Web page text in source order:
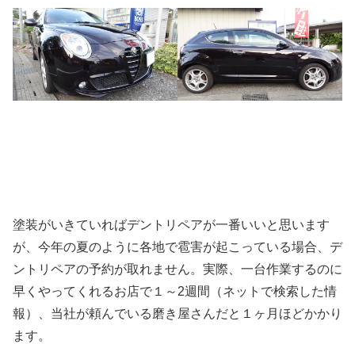
塗装がいきていればデントリペアが一番いいと思います
が、今年の夏のように各地で雹害が起こっている場合、デ
ントリペアの予約が取れません。実際、一台作業するのに
早くやってくれるお店で１～2週間（ネットで検索した情
報）、当社が頼んでいる磨き屋さんだと１ヶ月ほどかかり
ます。